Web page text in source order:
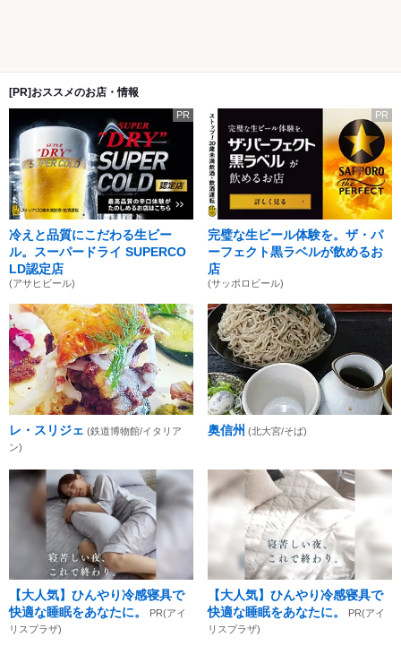
[PR]おススメのお店・情報
PR
冷えと品質にこだわる生ビー
ル。スーパードライ SUPERCO
LD認定店
(アサヒビール)
PR
完璧な生ビール体験を。ザ・パ
ーフェクト黒ラベルが飲めるお
店
(サッポロビール)
レ・スリジェ (鉄道博物館/イタリア
ン)
奥信州 (北大宮/そば)
【大人気】ひんやり冷感寝具で
快適な睡眠をあなたに。
PR(アイ
リスプラザ)
【大人気】ひんやり冷感寝具で
快適な睡眠をあなたに。
PR(アイ
リスプラザ)